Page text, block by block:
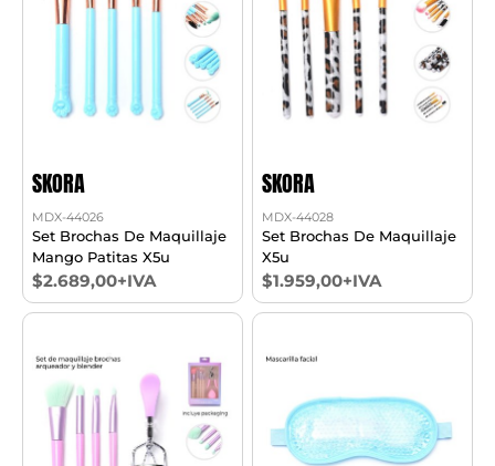
SKORA
MDX-44026
Set Brochas De Maquillaje
Mango Patitas X5u
$2.689,00+IVA
SKORA
MDX-44028
Set Brochas De Maquillaje
X5u
$1.959,00+IVA